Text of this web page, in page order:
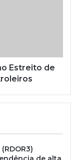
Estreito de
(RDOR3)